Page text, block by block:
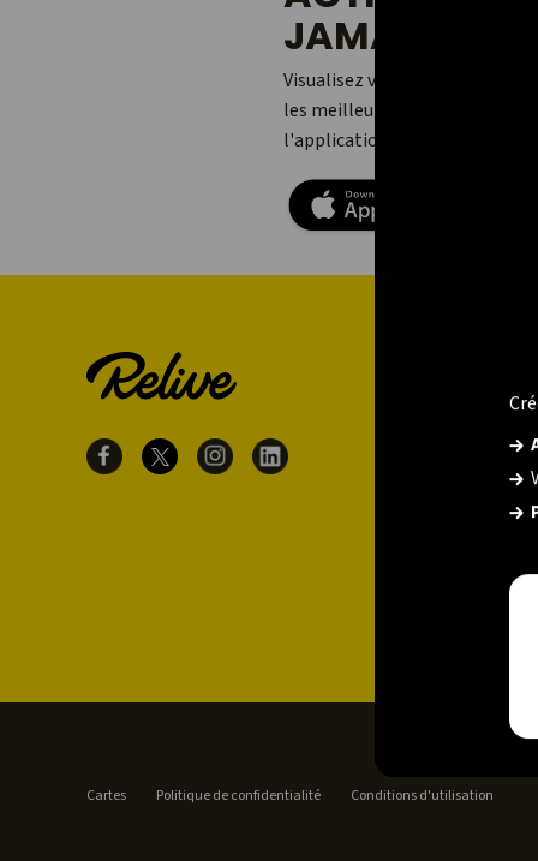
JAMAIS.
Visualisez vos aventures,
les meilleures avec vos amis
l'application Relive pour
Cartes Politique de confidentialité Conditions d'utilisation